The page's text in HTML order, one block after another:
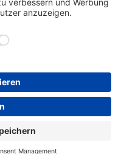
Str. 3 • 09120 Chemnitz